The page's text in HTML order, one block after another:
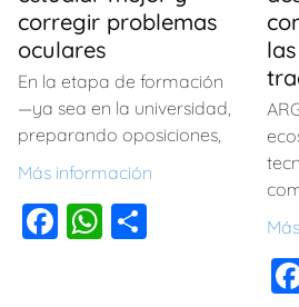
corregir problemas
oculares
En la etapa de formación
—ya sea en la universidad,
preparando oposiciones,
Más información
F
W